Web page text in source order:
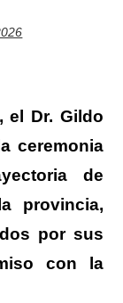
el Dr. Gildo
ceremonia
de
provincia,
por sus
con la